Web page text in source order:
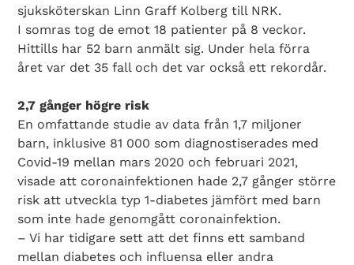
sjuksköterskan Linn Graff Kolberg till NRK.
I somras tog de emot 18 patienter på 8 veckor.
Hittills har 52 barn anmält sig. Under hela förra
året var det 35 fall och det var också ett rekordår.
2,7 gånger högre risk
En omfattande studie av data från 1,7 miljoner
barn, inklusive 81 000 som diagnostiserades med
Covid-19 mellan mars 2020 och februari 2021,
visade att coronainfektionen hade 2,7 gånger större
risk att utveckla typ 1-diabetes jämfört med barn
som inte hade genomgått coronainfektion.
– Vi har tidigare sett att det finns ett samband
mellan diabetes och influensa eller andra